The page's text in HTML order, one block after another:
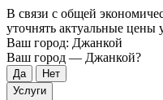
В связи с общей
уточнять актуальные
Ваш город: Джанкой
Ваш город — Джанкой?
Услуги